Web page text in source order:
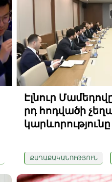
Էլնուր
րդ հոդվածի
կարևորությունը
ՔԱՂԱՔԱԿԱՆՈՒԹՅՈՒՆ